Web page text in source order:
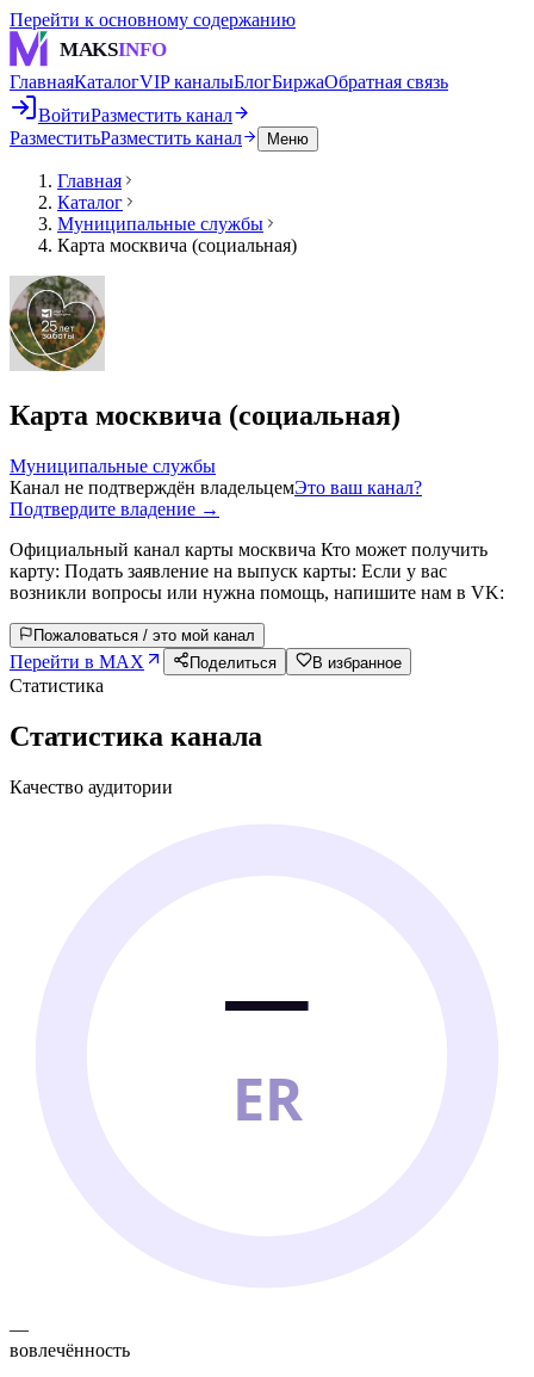
Перейти к основному содержанию
MAKSINFO
ГлавнаяКаталогVIP каналыБлогБиржаОбратная связь
ВойтиРазместить канал
РазместитьРазместить канал Меню
Главная
Каталог
Муниципальные службы
Карта москвича (социальная)
Карта москвича (социальная)
Муниципальные службы
Канал не подтверждён владельцемЭто ваш канал?
Подтвердите владение →
Официальный канал карты москвича Кто может получить
карту: Подать заявление на выпуск карты: Если у вас
возникли вопросы или нужна помощь, напишите нам в VK:
Пожаловаться / это мой канал
Перейти в MAX Поделиться В избранное
Статистика
Статистика канала
Качество аудитории
—
ER
—
вовлечённость